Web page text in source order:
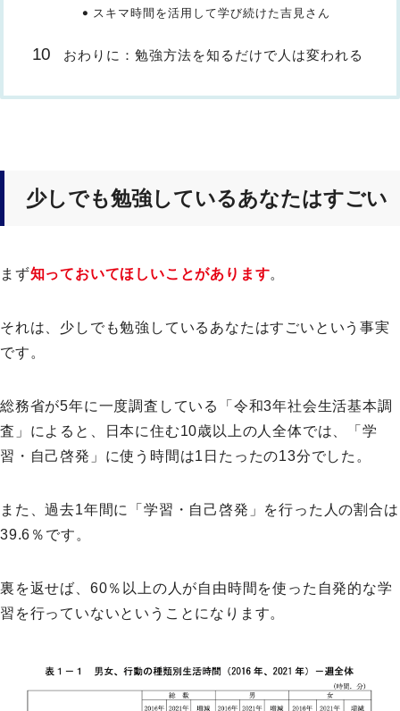
スキマ時間を活用して学び続けた吉見さん
おわりに：勉強方法を知るだけで人は変われる
少しでも勉強しているあなたはすごい
まず知っておいてほしいことがあります。
それは、少しでも勉強しているあなたはすごいという事実
です。
総務省が5年に一度調査している「令和3年社会生活基本調
査」によると、日本に住む10歳以上の人全体では、「学
習・自己啓発」に使う時間は1日たったの13分でした。
また、過去1年間に「学習・自己啓発」を行った人の割合は
39.6％です。
裏を返せば、60％以上の人が自由時間を使った自発的な学
習を行っていないということになります。